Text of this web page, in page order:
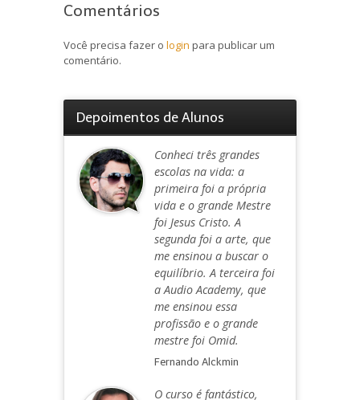
Comentários
Você precisa fazer o login para publicar um
comentário.
Depoimentos de Alunos
Conheci três grandes
escolas na vida: a
primeira foi a própria
vida e o grande Mestre
foi Jesus Cristo. A
segunda foi a arte, que
me ensinou a buscar o
equilíbrio. A terceira foi
a Audio Academy, que
me ensinou essa
profissão e o grande
mestre foi Omid.
Fernando Alckmin
O curso é fantástico,